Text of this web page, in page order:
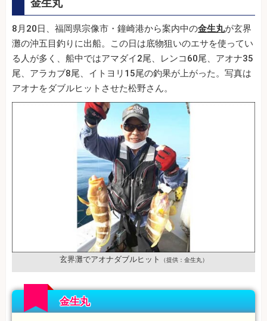
金生丸
8月20日、福岡県宗像市・鐘崎港から案内中の金生丸が玄界
灘の沖五目釣りに出船。この日は底物狙いのエサを使ってい
る人が多く、船中ではアマダイ2尾、レンコ60尾、アオナ35
尾、アラカブ8尾、イトヨリ15尾の釣果が上がった。写真は
アオナをダブルヒットさせた松野さん。
玄界灘でアオナダブルヒット （提供：金生丸）
金生丸